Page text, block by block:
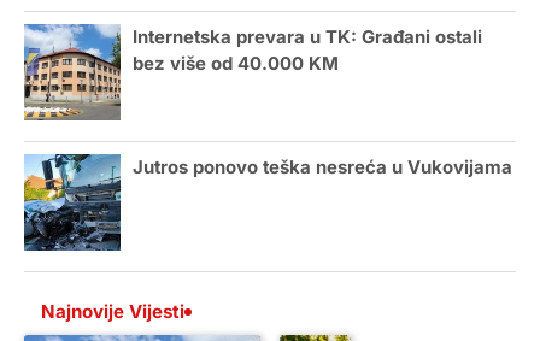
Internetska prevara u TK: Građani ostali
bez više od 40.000 KM
Jutros ponovo teška nesreća u Vukovijama
Najnovije Vijesti